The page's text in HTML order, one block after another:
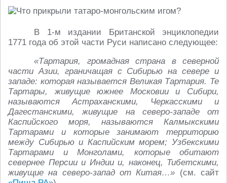
В 1-м издании Британской энциклопедии
1771 года об этой части Руси написано следующее:
«Тартария, громадная страна в северной
части Азии, граничащая с Сибирью на севере и
западе: которая называется Великая Тартария. Те
Тартары, живущие южнее Московии и Сибири,
называются Астраханскими, Черкасскими и
Дагестанскими, живущие на северо-западе от
Каспийского моря, называются Калмыкскими
Тартарами и которые занимают территорию
между Сибирью и Каспийским морем; Узбекскими
Тартарами и Монголами, которые обитают
севернее Персии и Индии и, наконец, Тибетскими,
живущие на северо-запад от Китая…» (см. сайт